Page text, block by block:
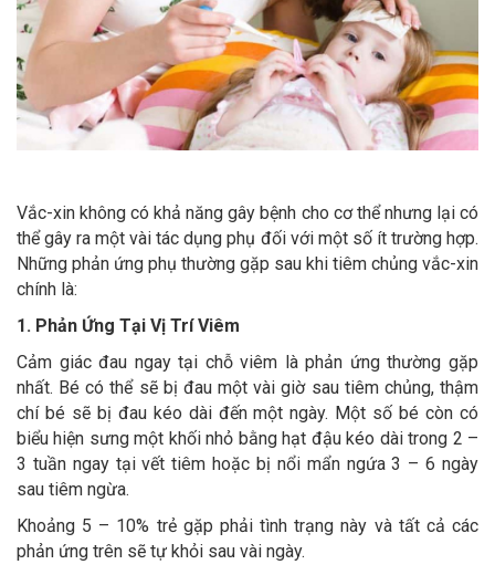
Vắc-xin không có khả năng gây bệnh cho cơ thể nhưng lại có
thể gây ra một vài tác dụng phụ đối với một số ít trường hợp.
Những phản ứng phụ thường gặp sau khi tiêm chủng vắc-xin
chính là:
1. Phản Ứng Tại Vị Trí Viêm
Cảm giác đau ngay tại chỗ viêm là phản ứng thường gặp
nhất. Bé có thể sẽ bị đau một vài giờ sau tiêm chủng, thậm
chí bé sẽ bị đau kéo dài đến một ngày. Một số bé còn có
biểu hiện sưng một khối nhỏ bằng hạt đậu kéo dài trong 2 –
3 tuần ngay tại vết tiêm hoặc bị nổi mẩn ngứa 3 – 6 ngày
sau tiêm ngừa.
Khoảng 5 – 10% trẻ gặp phải tình trạng này và tất cả các
phản ứng trên sẽ tự khỏi sau vài ngày.